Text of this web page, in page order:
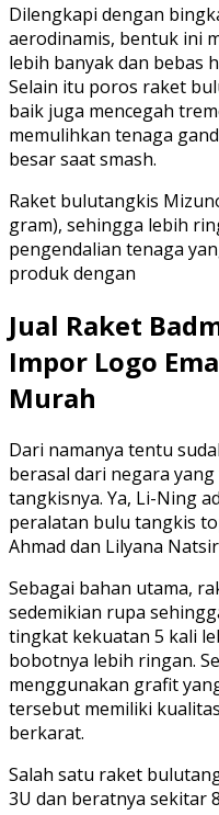
Dilengkapi dengan
aerodinamis, bentuk ini
lebih banyak dan bebas
Selain itu poros raket
baik juga mencegah
memulihkan tenaga
besar saat smash.
Raket bulutangkis
gram), sehingga lebih
pengendalian tenaga
produk dengan
Jual Raket
Impor Logo
Murah
Dari namanya tentu
berasal dari negara
tangkisnya. Ya, Li-Ning
peralatan bulu tangkis
Ahmad dan Lilyana
Sebagai bahan utama,
sedemikian rupa
tingkat kekuatan 5 kali
bobotnya lebih ringan.
menggunakan grafit
tersebut memiliki
berkarat.
Salah satu raket
3U dan beratnya sekitar